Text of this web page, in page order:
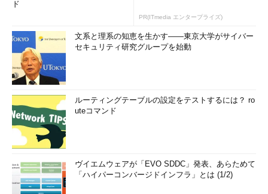
ド
PR(ITmedia エンタープライズ)
文系と理系の知恵を生かす――東京大学がサイバー
セキュリティ研究グループを始動
ルーティングテーブルの設定をテストするには？ ro
uteコマンド
ヴイエムウェアが「EVO SDDC」発表、あらためて
「ハイパーコンバージドインフラ」とは (1/2)